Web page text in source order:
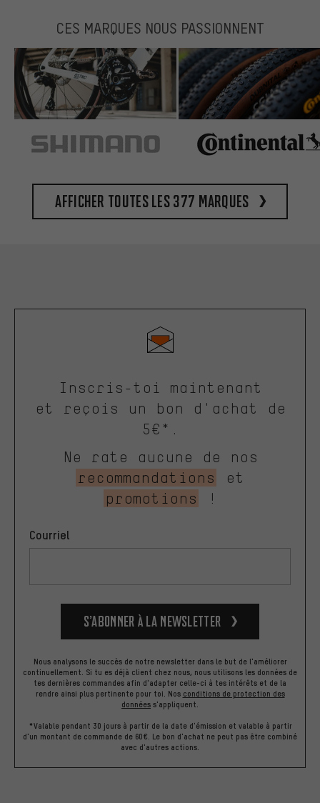
CES MARQUES NOUS PASSIONNENT
Afficher toutes les 377 marques
Inscris-toi maintenant
et reçois un bon d'achat de
5€*.
Ne rate aucune de nos
recommandations
et
promotions
!
Courriel
S’abonner à la newsletter
Nous analysons le succès de notre newsletter dans le but de l'améliorer
continuellement. Si tu es déjà client chez nous, nous utilisons les données de
tes dernières commandes afin d'adapter celle-ci à tes intérêts et de la
rendre ainsi plus pertinente pour toi. Nos conditions de protection des
données s'appliquent.
*Valable pendant 30 jours à partir de la date d'émission et valable à partir
d'un montant de commande de 60€. Le bon d'achat ne peut pas être combiné
avec d'autres actions.